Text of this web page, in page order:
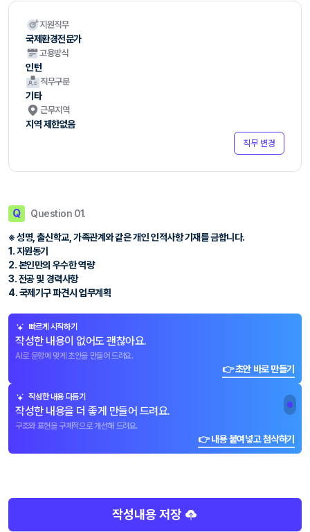
지원직무
국제환경전문가
고용방식
인턴
직무구분
기타
근무지역
지역 제한없음
직무 변경
Q Question 01.
※ 성명, 출신학교, 가족관계와 같은 개인 인적사항 기재를 금합니다.
1. 지원동기
2. 본인만의 우수한 역량
3. 전공 및 경력사항
4. 국제기구 파견시 업무계획
빠르게 시작하기
작성한 내용이 없어도 괜찮아요.
AI로 문항에 맞게 초안을 만들어 드려요.
👉 초안 바로 만들기
작성한 내용 다듬기
작성한 내용을 더 좋게 만들어 드려요.
구조와 표현을 구체적으로 개선해 드려요.
👉 내용 붙여넣고 첨삭하기
작성내용 저장